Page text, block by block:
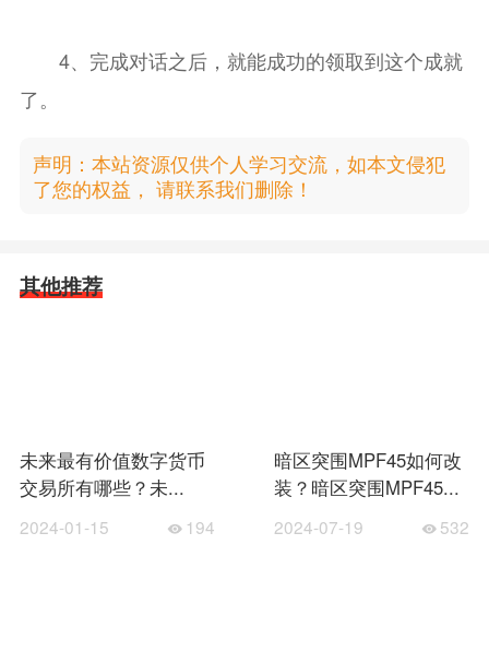
4、完成对话之后，就能成功的领取到这个成就
了。
声明：本站资源仅供个人学习交流，如本文侵犯
了您的权益， 请联系我们删除！
其他推荐
未来最有价值数字货币
交易所有哪些？未...
2024-01-15 194
暗区突围MPF45如何改
装？暗区突围MPF45...
2024-07-19 532